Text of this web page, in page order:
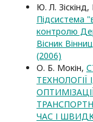
Ю. Л.
Підсистема
контролю
Вісник
(2006)
О. Б. Мокін,
ЧАС І